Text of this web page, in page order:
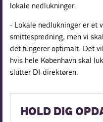
lokale nedlukninger.
- Lokale nedlukninger er et
smittespredning, men vi
det fungerer optimalt. Det
hvis hele København skal
slutter DI-direktøren.
HOLD DIG